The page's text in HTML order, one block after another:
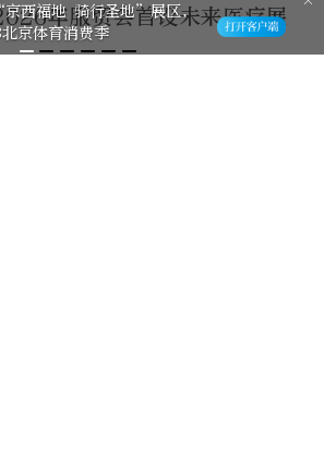
年服贸会首设未来医疗展
西福地 骑行圣地”展区，
京体育消费季